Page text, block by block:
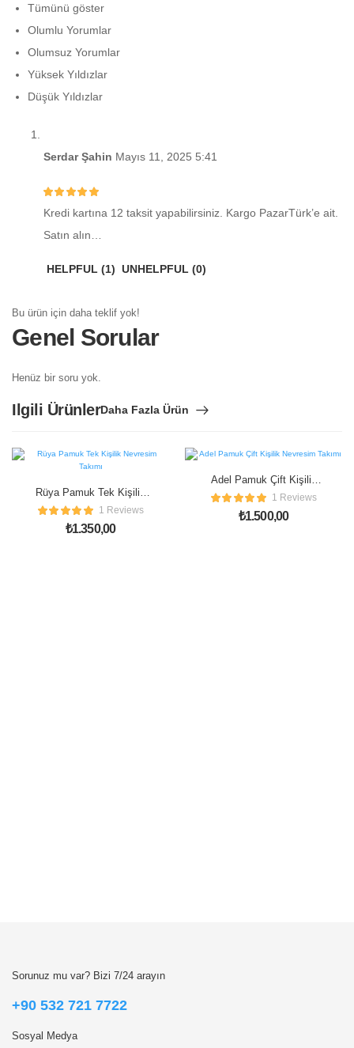
Tümünü göster
Olumlu Yorumlar
Olumsuz Yorumlar
Yüksek Yıldızlar
Düşük Yıldızlar
Serdar Şahin Mayıs 11, 2025 5:41
Kredi kartına 12 taksit yapabilirsiniz. Kargo PazarTürk’e ait.
Satın alın…
HELPFUL (1) UNHELPFUL (0)
Bu ürün için daha teklif yok!
Genel Sorular
Henüz bir soru yok.
Ilgili ÜrünlerDaha Fazla Ürün
Rüya Pamuk Tek Kişilik
Nevresim Takımı
1 Reviews
₺1.350,00
Adel Pamuk Çift Kişilik
Nevresim Takımı
1 Reviews
₺1.500,00
Sorunuz mu var? Bizi 7/24 arayın
+90 532 721 7722
Sosyal Medya